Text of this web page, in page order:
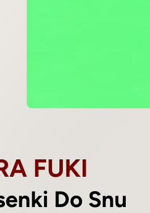
FUKI
Do Snu